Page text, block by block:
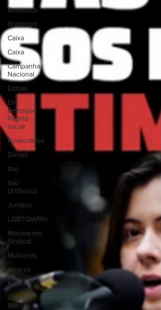
Bradesco
Bradesco
Caixa
Caixa
Campanha
Nacional
Editais
Em
destaque
Página
inicial
Financiários
Gerais
Itaú
Itaú
Unibanco
Jurídico
LGBTQIAPN+
Movimento
Sindical
Mulheres
Negros
Notícias
Outros
Bancos